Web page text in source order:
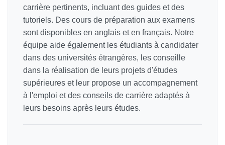
carrière pertinents, incluant des guides et des
tutoriels. Des cours de préparation aux examens
sont disponibles en anglais et en français. Notre
équipe aide également les étudiants à candidater
dans des universités étrangères, les conseille
dans la réalisation de leurs projets d'études
supérieures et leur propose un accompagnement
à l'emploi et des conseils de carrière adaptés à
leurs besoins après leurs études.